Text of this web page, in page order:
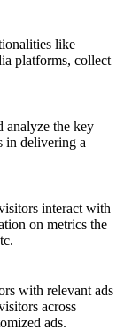
like
platforms, collect
analyze the key
in delivering a
interact with
on metrics the
with relevant ads
across
ads.